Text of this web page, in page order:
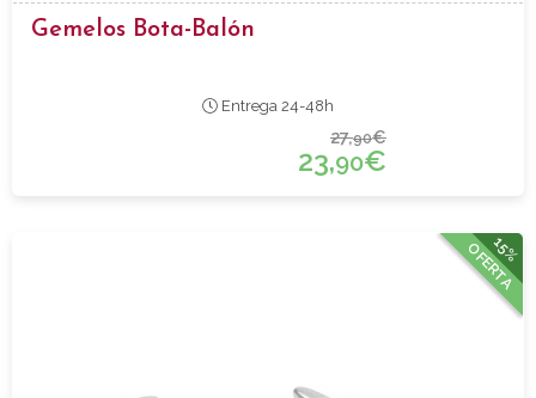
Gemelos Bota-Balón
Entrega 24-48h
27,90€
23,90€
15%
OFERTA